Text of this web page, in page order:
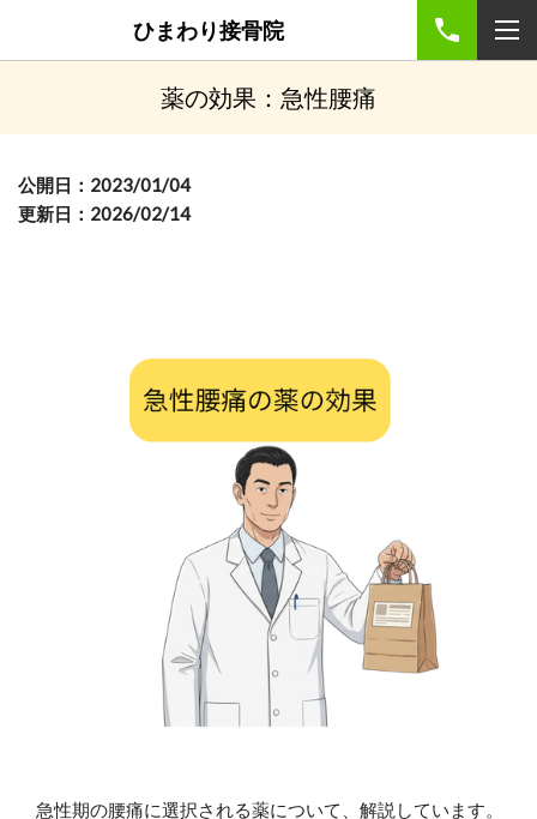
ひまわり接骨院
薬の効果：急性腰痛
公開日：2023/01/04
更新日：2026/02/14
急性期の腰痛に選択される薬について、解説しています。